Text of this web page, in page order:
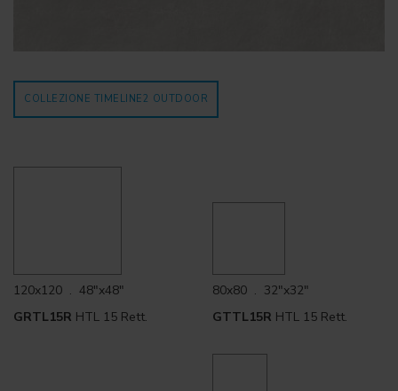
COLLEZIONE TIMELINE2 OUTDOOR
120x120 . 48"x48"
GRTL15R HTL 15 Rett.
80x80 . 32"x32"
GTTL15R HTL 15 Rett.